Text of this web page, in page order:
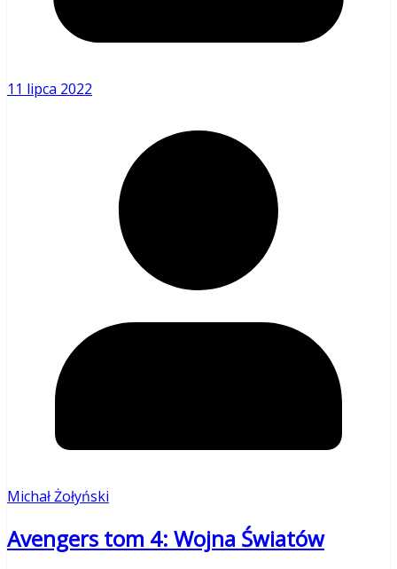
11 lipca 2022
Michał Żołyński
Avengers tom 4: Wojna Światów